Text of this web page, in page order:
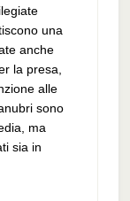
una
anche
la presa,
alle
sono
ma
sia in